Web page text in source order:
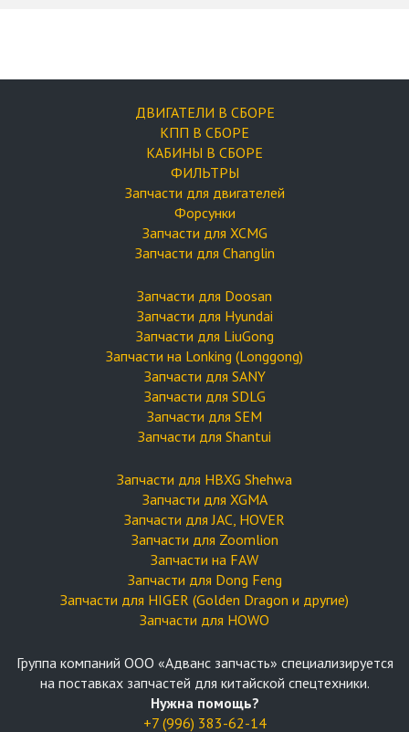
ДВИГАТЕЛИ В СБОРЕ
КПП В СБОРЕ
КАБИНЫ В СБОРЕ
ФИЛЬТРЫ
Запчасти для двигателей
Форсунки
Запчасти для XCMG
Запчасти для Changlin
Запчасти для Doosan
Запчасти для Hyundai
Запчасти для LiuGong
Запчасти на Lonking (Longgong)
Запчасти для SANY
Запчасти для SDLG
Запчасти для SEM
Запчасти для Shantui
Запчасти для HBXG Shehwa
Запчасти для XGMA
Запчасти для JAC, HOVER
Запчасти для Zoomlion
Запчасти на FAW
Запчасти для Dong Feng
Запчасти для HIGER (Golden Dragon и другие)
Запчасти для HOWO
Группа компаний OOO «Адванс запчасть» специализируется
на поставках запчастей для китайской спецтехники.
Нужна помощь?
+7 (996) 383-62-14